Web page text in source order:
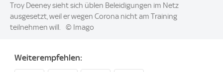
Image:
Troy Deeney sieht sich üblen Beleidigungen im Netz
ausgesetzt, weil er wegen Corona nicht am Training
teilnehmen will.
© Imago
Weiterempfehlen: